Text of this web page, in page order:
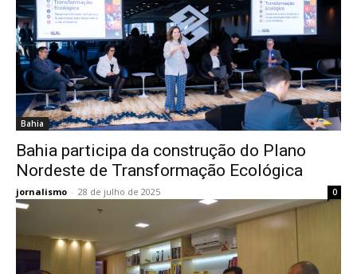
Bahia
Bahia participa da construção do Plano
Nordeste de Transformação Ecológica
jornalismo - 28 de julho de 2025 0